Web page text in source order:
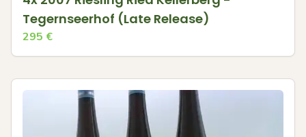
Tegernseerhof (Late Release)
295 €